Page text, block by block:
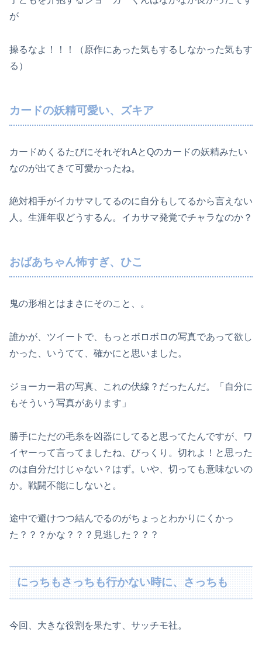
が
操るなよ！！！（原作にあった気もするしなかった気もす
る）
カードの妖精可愛い、ズキア
カードめくるたびにそれぞれAとQのカードの妖精みたい
なのが出てきて可愛かったね。
絶対相手がイカサマしてるのに自分もしてるから言えない
人。生涯年収どうするん。イカサマ発覚でチャラなのか？
おばあちゃん怖すぎ、ひこ
鬼の形相とはまさにそのこと、。
誰かが、ツイートで、もっとボロボロの写真であって欲し
かった、いうてて、確かにと思いました。
ジョーカー君の写真、これの伏線？だったんだ。「自分に
もそういう写真があります」
勝手にただの毛糸を凶器にしてると思ってたんですが、ワ
イヤーって言ってましたね、びっくり。切れよ！と思った
のは自分だけじゃない？はず。いや、切っても意味ないの
か。戦闘不能にしないと。
途中で避けつつ結んでるのがちょっとわかりにくかっ
た？？？かな？？？見逃した？？？
にっちもさっちも行かない時に、さっちも
今回、大きな役割を果たす、サッチモ社。